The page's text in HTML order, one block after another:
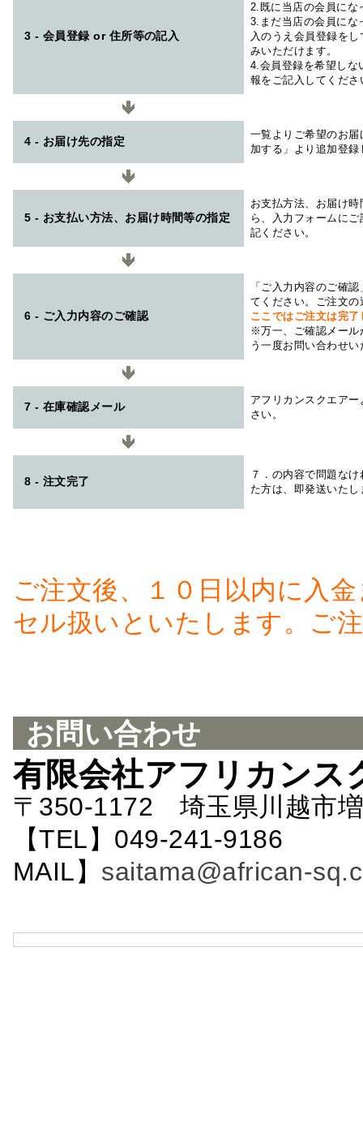
3 - 会員登録 or 住所等の記入
2.既に当店の会員にな
3.まだ当店の会員にな
入のうえ会員登録を
みいただけます。
4.会員登録を希望しな
報をご記入してくださ
4 - お届け先の指定
一覧よりご希望のお
加する」より追加登
5 - お支払い方法、お届け時間等の指定
お支払方法、お届け
ら、入力フォームに
記ください。
6 - ご入力内容のご確認
「ご入力内容のご確
てください。ご注文
ここではご注文は完
※万一、ご確認メール
う一度お問い合わせ
7 - 在庫確認メール
アフリカンスクエアー
さい。
8 - 注文完了
７．の内容で問題な
た方は、即発送いたし
ご注文後、１０日以内に入
セル扱いといたします。ご
お問い合わせ
有限会社アフリカンス
〒350-1172 埼玉県川越市
【TEL】049-241-
MAIL】 saitama@african-